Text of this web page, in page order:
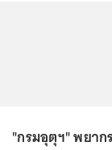
"กรมอุตุฯ" พยา